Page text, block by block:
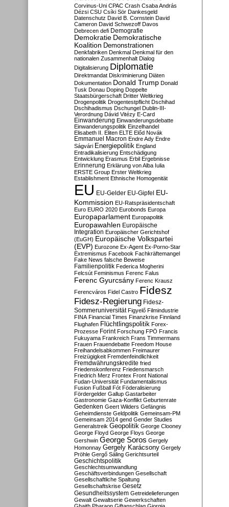
Corvinus-Uni CPAC Crash Csaba András
Dézsi CSU Csíki Sör Dankesgeld
Datenschutz David B. Cornstein David
Cameron David Schwezoff Davos
Debrecen defi Demografie
Demokratie Demokratische
Koalition Demonstrationen
Denkfabriken Denkmal Denkmal für den
nationalen Zusammenhalt Dialog
Digitalisierung Diplomatie
Direktmandat Diskriminierung Diäten
Dokumentation Donald Trump Donald
Tusk Donau Doping Doppelte
Staatsbürgerschaft Dritter Weltkrieg
Drogenpolitik Drogentestpflicht Dschihad
Dschihadismus Dschungel Dublin-III-
Verordnung Dávid Vitézy E-Card
Einwanderung Einwanderungsdebatte
Einwanderungspolitik Einzelhandel
Elisabeth II. Eliten ELTE Előd Novák
Emmanuel Macron Endre Ady Endre
Ságvári Energiepolitik England
Entradikalisierung Entschädigung
Entwicklung Erasmus Erbil Ergebnisse
Erinnerung Erklärung von Alba Iulia
ERSTE Group Erster Weltkrieg
Establishment Ethnische Homogenität
EU EU-Gelder EU-Gipfel EU-
Kommission EU-Ratspräsidentschaft
Euro EURO 2020 Eurobonds Europa
Europaparlament Europapolitik
Europawahlen Europäische
Integration Europäischer Gerichtshof
(EuGH) Europäische Volkspartei
(EVP) Eurozone Ex-Agent Ex-Porno-Star
Extremismus Facebook Fachkräftemangel
Fake News falsche Beweise
Familienpolitik Federica Mogherini
Felcsút Feminismus Ferenc Falus
Ferenc Gyurcsány Ferenc Krausz
Ferencváros Fidel Castro Fidesz
Fidesz-Regierung Fidesz-
Sommeruniversität Figyelő Filmindustrie
FINA Financial Times Finanzkrise Finnland
Flughafen Flüchtlingspolitik Forex-
Prozesse Forint Forschung FPÖ Francis
Fukuyama Frankreich Frans Timmermans
Frauen Frauendebatte Freedom House
Freihandelsabkommen Freimaurer
Freizügigkeit Fremdenfeindlichkeit
Fremdwährungskredite fried
Friedenskonferenz Friedensmarsch
Friedrich Merz Frontex Front National
Fudan-Universität Fundamentalismus
Fusion Fußball Fót Föderalisierung
Fördergelder Gallup Gastarbeiter
Gastronomie Gaza-Konflikt Geburtenrate
Gedenken Geert Wilders Gefängnis
Geheimdienste Geldpolitik Gemeinsam-PM
Gemeinsam 2014 gend Gender Studies
Generalstreik Geopolitik George Clooney
George Floyd George Floys George
Gershwin George Soros Gergely
Homonnay Gergely Karácsony Gergely
Pröhle Gergő Sáling Gerichtsurteil
Geschichtspolitik
Geschlechtsumwandlung
Geschäftsverbindungen Gesellschaft
Gesellschaftliche Spaltung
Gesellschaftskrise Gesetz
Gesundheitssystem Getreidelieferungen
Gewalt Gewaltserie Gewerkschaften